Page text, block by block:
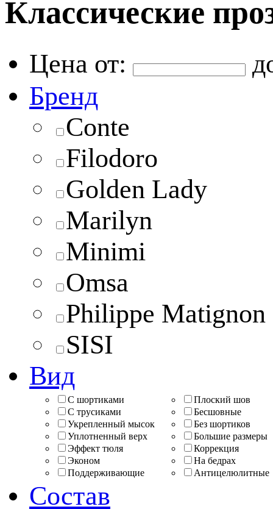
Классические
Цена от:
Бренд
Conte
Filodoro
Golden Lady
Marilyn
Minimi
Omsa
Philippe Matignon
SISI
Вид
С шортиками
С трусиками
Укрепленный мысок
Уплотненный верх
Эффект тюля
Эконом
Поддерживающие
Плоский шов
Бесшовные
Без шортиков
Большие размеры
Коррекция
На бедрах
Антицелюлитные
Состав